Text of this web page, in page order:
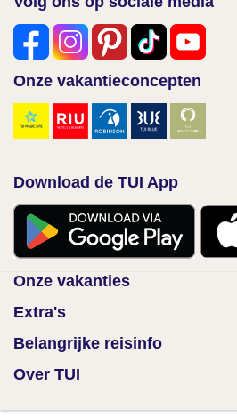
Onze vakantieconcepten
Download de TUI App
Onze vakanties
Extra's
Belangrijke reisinfo
Over TUI